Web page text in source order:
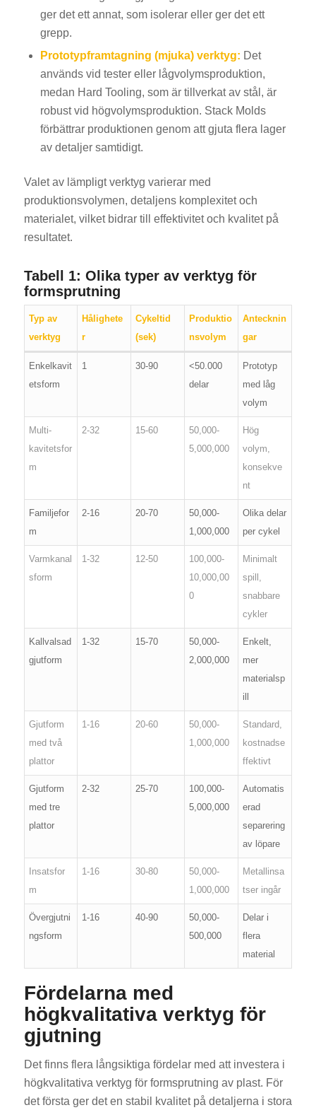
ger det ett annat, som isolerar eller ger det ett
grepp.
Prototypframtagning (mjuka) verktyg: Det
används vid tester eller lågvolymsproduktion,
medan Hard Tooling, som är tillverkat av stål, är
robust vid högvolymsproduktion. Stack Molds
förbättrar produktionen genom att gjuta flera lager
av detaljer samtidigt.
Valet av lämpligt verktyg varierar med
produktionsvolymen, detaljens komplexitet och
materialet, vilket bidrar till effektivitet och kvalitet på
resultatet.
Tabell 1: Olika typer av verktyg för
formsprutning
Typ av
verktyg
Hålighete
r
Cykeltid
(sek)
Produktio
nsvolym
Antecknin
gar
Enkelkavit
etsform
1 30-90
<50.000
delar
Prototyp
med låg
volym
Multi-
kavitetsfor
m
2-32 15-60
50,000-
5,000,000
Hög
volym,
konsekve
nt
Familjefor
m
2-16 20-70
50,000-
1,000,000
Olika delar
per cykel
Varmkanal
sform
1-32 12-50
100,000-
10,000,00
0
Minimalt
spill,
snabbare
cykler
Kallvalsad
gjutform
1-32 15-70
50,000-
2,000,000
Enkelt,
mer
materialsp
ill
Gjutform
med två
plattor
1-16 20-60
50,000-
1,000,000
Standard,
kostnadse
ffektivt
Gjutform
med tre
plattor
2-32 25-70
100,000-
5,000,000
Automatis
erad
separering
av löpare
Insatsfor
m
1-16 30-80
50,000-
1,000,000
Metallinsa
tser ingår
Övergjutni
ngsform
1-16 40-90
50,000-
500,000
Delar i
flera
material
Fördelarna med
högkvalitativa verktyg för
gjutning
Det finns flera långsiktiga fördelar med att investera i
högkvalitativa verktyg för formsprutning av plast. För
det första ger det en stabil kvalitet på detaljerna i stora